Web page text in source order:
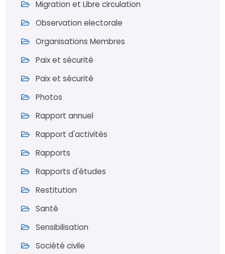
Migration et Libre circulation
Observation electorale
Organisations Membres
Paix et sécurité
Paix et sécurité
Photos
Rapport annuel
Rapport d'activités
Rapports
Rapports d'études
Restitution
Santé
Sensibilisation
Société civile